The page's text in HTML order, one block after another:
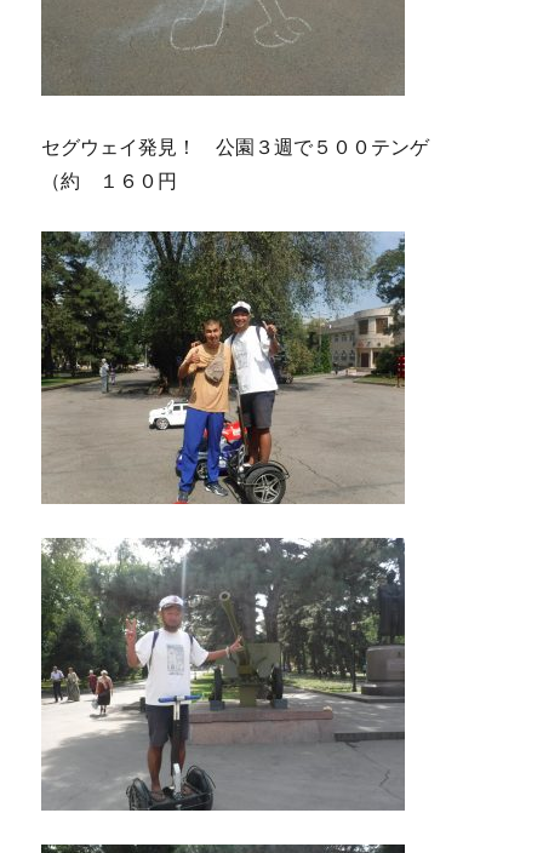
セグウェイ発見！ 公園３週で５００テンゲ
（約 １６０円